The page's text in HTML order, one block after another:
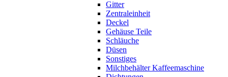
Gitter
Zentraleinheit
Deckel
Gehäuse Teile
Schläuche
Düsen
Sonstiges
Milchbehälter Kaffeemaschine